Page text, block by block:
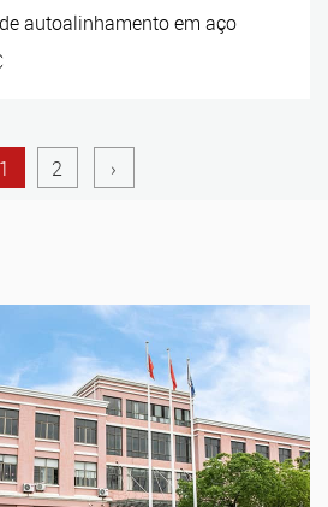
autoalinhamento em aço
1 2 ›